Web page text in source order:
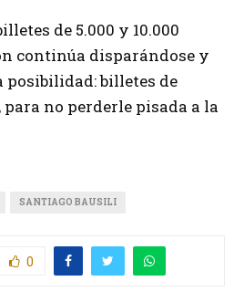
de 5.000 y 10.000
continúa disparándose y
posibilidad: billetes de
para no perderle pisada a la
SANTIAGO BAUSILI
0